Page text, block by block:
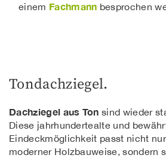
einem Fachmann besprochen
Tondachziegel.
Dachziegel aus Ton sind wieder
Diese jahrhundertealte und
Eindeckmöglichkeit passt nicht
moderner Holzbauweise, sondern